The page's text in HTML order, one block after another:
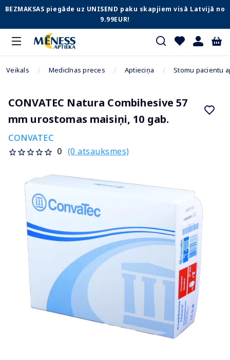
BEZMAKSAS piegāde uz UNISEND paku skapjiem visā Latvijā no
9.99EUR!
Veikals Medicīnas preces Aptieciņa Stomu pacientu
CONVATEC Natura Combihesive 57
mm urostomas maisiņi, 10 gab.
CONVATEC
0 (0 atsauksmes)